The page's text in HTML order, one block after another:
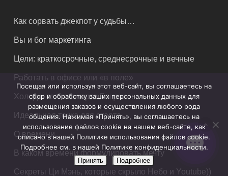
Как сорвать джекпот у судьбы…
Вы и бог маркетинга
Цели: краткосрочные, среднесрочные и вечные
Работать в офисе или «в поле»
Холод и тепло в карте Бацзы
Идеальная точка для старта
О времени
В каком времени формулировать мечту
Секреты Ци Мэнь, которые скрыло Небо и Youtube))
Посещая или используя этот веб-сайт, вы соглашаетесь на
сбор и обработку ваших персональных данных для
размещения заказов и осуществления любого рода
общения. Нажимая «Принять», вы соглашаетесь на
использование файлов cookie на нашем веб-сайте, как
описано в нашей Политике использования файлов cookie.
Подробнее см. в нашей Политике конфиденциальности.
Принять Подробнее